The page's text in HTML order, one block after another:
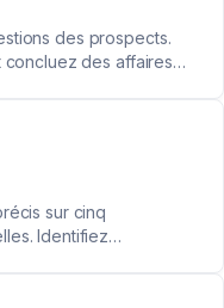
des prospects.
concluez des affaires
sur cinq
Identifiez